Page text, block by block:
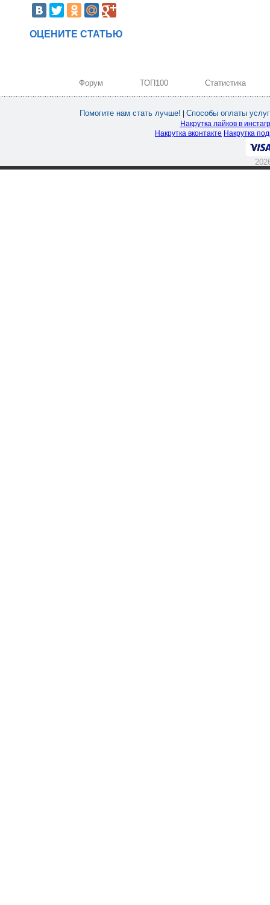
ОЦЕНИТЕ СТАТЬЮ
Форум ТОП100 Статистика
Помогите нам стать лучше! Способы оплаты услуг
Накрутка лайков в
Накрутка вконтакте Накрутка